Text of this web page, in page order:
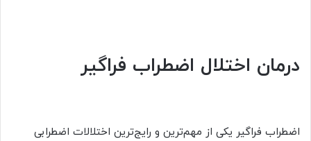
درمان اختلال اضطراب فراگیر
اضطراب فراگیر یکی از مهم‌ترین و رایج‌ترین اختلالات اضطرابی